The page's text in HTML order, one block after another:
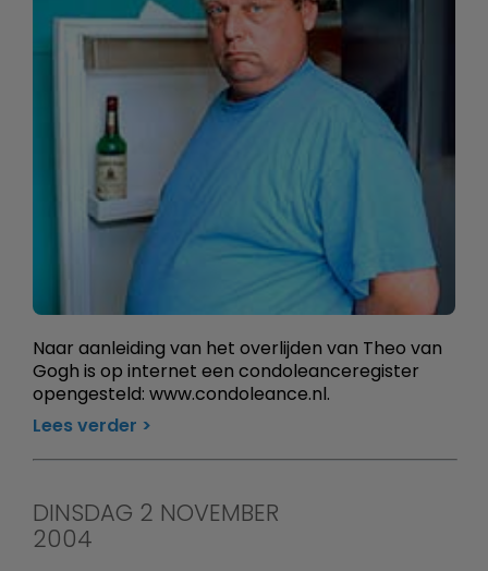
Naar aanleiding van het overlijden van Theo van
Gogh is op internet een condoleanceregister
opengesteld: www.condoleance.nl.
Lees verder
DINSDAG 2 NOVEMBER
2004